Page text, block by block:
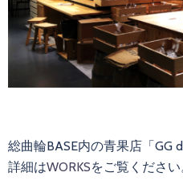
総曲輪BASE内の青果店「GG
詳細はWORKSをご覧ください